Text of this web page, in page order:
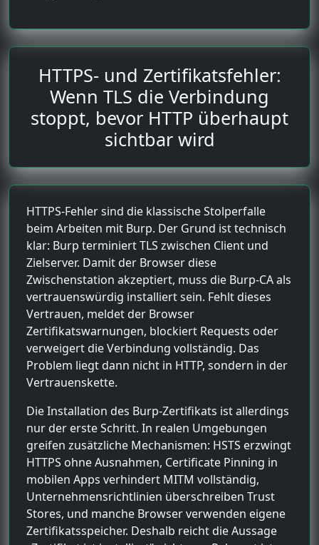
HTTPS- und Zertifikatsfehler:
Wenn TLS die Verbindung
stoppt, bevor HTTP überhaupt
sichtbar wird
HTTPS-Fehler sind die klassische Stolperfalle
beim Arbeiten mit Burp. Der Grund ist technisch
klar: Burp terminiert TLS zwischen Client und
Zielserver. Damit der Browser diese
Zwischenstation akzeptiert, muss die Burp-CA als
vertrauenswürdig installiert sein. Fehlt dieses
Vertrauen, meldet der Browser
Zertifikatswarnungen, blockiert Requests oder
verweigert die Verbindung vollständig. Das
Problem liegt dann nicht in HTTP, sondern in der
Vertrauenskette.
Die Installation des Burp-Zertifikats ist allerdings
nur der erste Schritt. In realen Umgebungen
greifen zusätzliche Mechanismen: HSTS erzwingt
HTTPS ohne Ausnahmen, Certificate Pinning in
mobilen Apps verhindert MITM vollständig,
Unternehmensrichtlinien überschreiben Trust
Stores, und manche Browser verwenden eigene
Zertifikatsspeicher. Deshalb reicht die Aussage